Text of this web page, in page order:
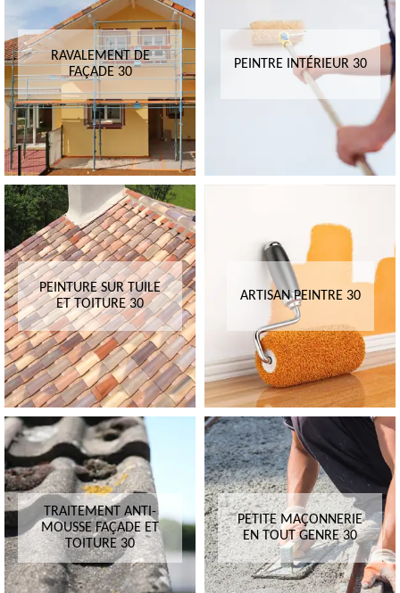
RAVALEMENT DE
FAÇADE 30
PEINTRE INTÉRIEUR 30
PEINTURE SUR TUILE
ET TOITURE 30
ARTISAN PEINTRE 30
TRAITEMENT ANTI-
MOUSSE FAÇADE ET
TOITURE 30
PETITE MAÇONNERIE
EN TOUT GENRE 30